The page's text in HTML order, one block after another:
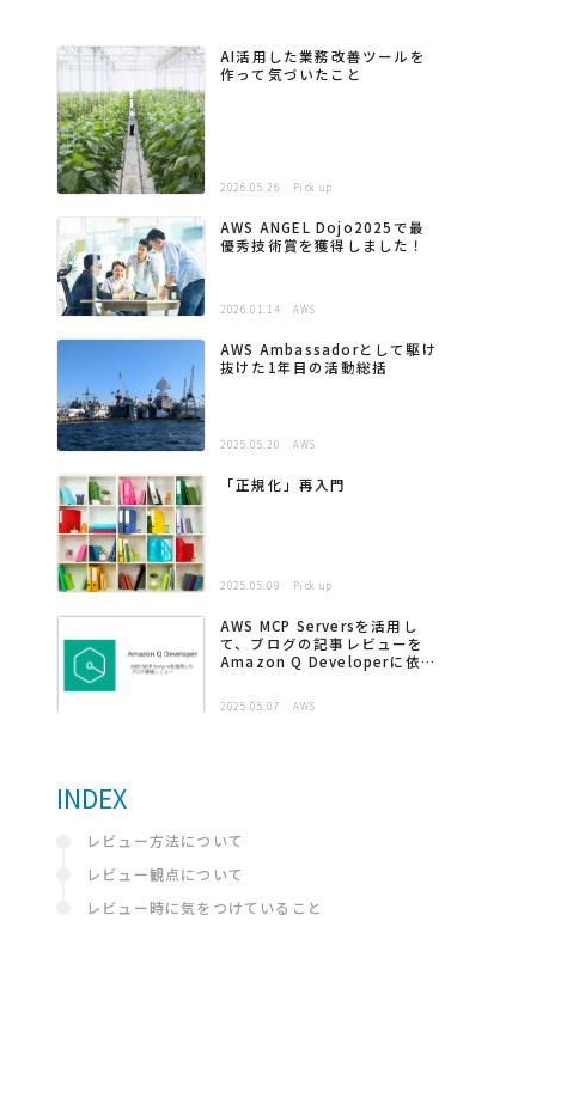
AI活用した業務改善ツールを
作って気づいたこと
2026.05.26 Pick up
AWS ANGEL Dojo2025で最
優秀技術賞を獲得しました！
2026.01.14 AWS
AWS Ambassadorとして駆け
抜けた1年目の活動総括
2025.05.20 AWS
「正規化」再入門
2025.05.09 Pick up
AWS MCP Serversを活用し
て、ブログの記事レビューを
Amazon Q Developerに依頼
2025.05.07 AWS
INDEX
レビュー方法について
レビュー観点について
レビュー時に気をつけていること